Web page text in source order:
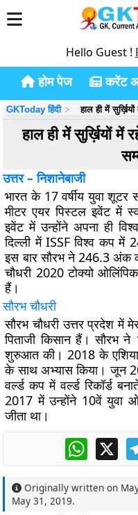
Hello Guest !
होम पेज करेंट
GKToday हिंदी हाल ही में
हाल ही में सुर्ख़ियों
उत्तर – निशानेबाजी
भारत के 17 वर्षीय युवा शूटर
मीटर एयर पिस्टल इवेंट में
इवेंट में उन्होंने अपना ही
दिल्ली में ISSF विश्व कप में
इस बार सौरभ ने 246.3 अंक
चौधरी 2020 टोक्यो
हैं।
सौरभ चौधरी
सौरभ चौधरी उत्तर प्रदेश में
पिताजी किसान हैं। सौरभ
शुरुआत की। 2018 के
के साथ अभ्यास किया। जून
वर्ल्ड कप में वर्ल्ड रिकॉर्ड
2017 में उन्होंने 10वें युवा
जीता था।
X
Originally written on
May 31, 2019.